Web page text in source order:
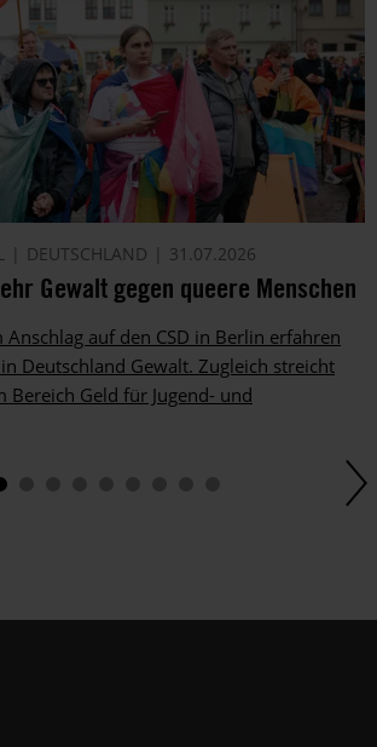
DEUTSCHLAND 31.07.2026
Gewalt gegen queere Menschen
auf den CSD in Berlin erfahren
Deutschland Gewalt. Zugleich streicht
Bereich Geld für Jugend- und